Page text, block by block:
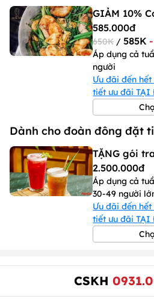
tiết.
9. Quy định về phí mang đồ
- Khách hàng không mang đồ ăn,
GIẢM 10%
585.000đ
650K / 585K
Áp dụng cả
người
Ưu đãi đến
tiết ưu đãi TẠI
Dành cho đoàn đông đặt
TẶNG gói
2.500.000đ
Áp dụng cả
30-49 người
Ưu đãi đến
tiết ưu đãi TẠI
CSKH